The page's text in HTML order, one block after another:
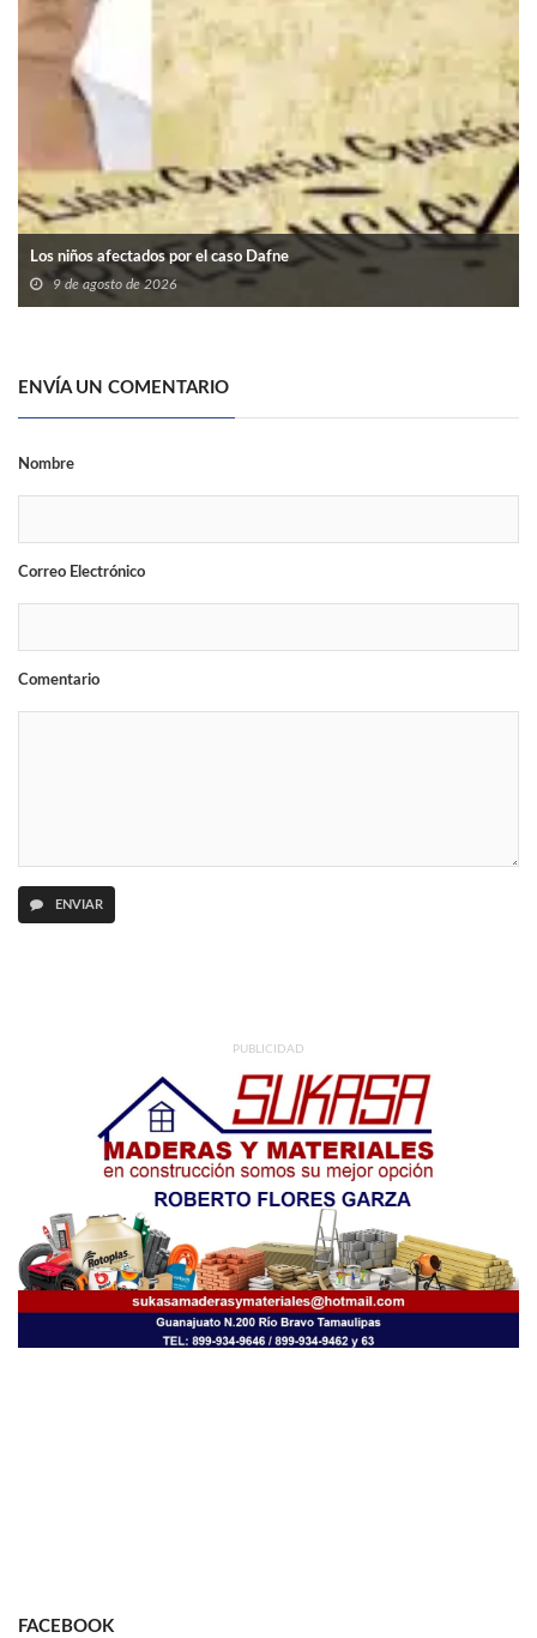
Los niños afectados por el caso Dafne
9 de agosto de 2026
ENVÍA UN COMENTARIO
Nombre
Correo Electrónico
Comentario
ENVIAR
PUBLICIDAD
FACEBOOK